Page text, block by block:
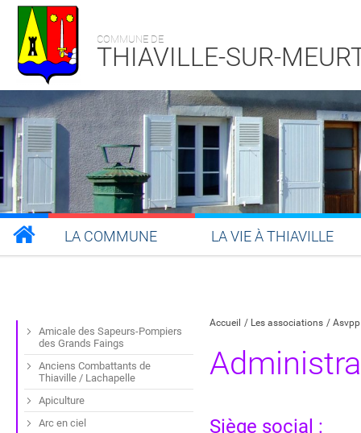
COMMUNE DE
THIAVILLE-SUR-
LA COMMUNE LA VIE À THIAVILLE
Accueil Les associations
Siège social :
Amicale des Sapeurs-Pompiers
des Grands Faings
Anciens Combattants de
Thiaville / Lachapelle
Apiculture
Arc en ciel